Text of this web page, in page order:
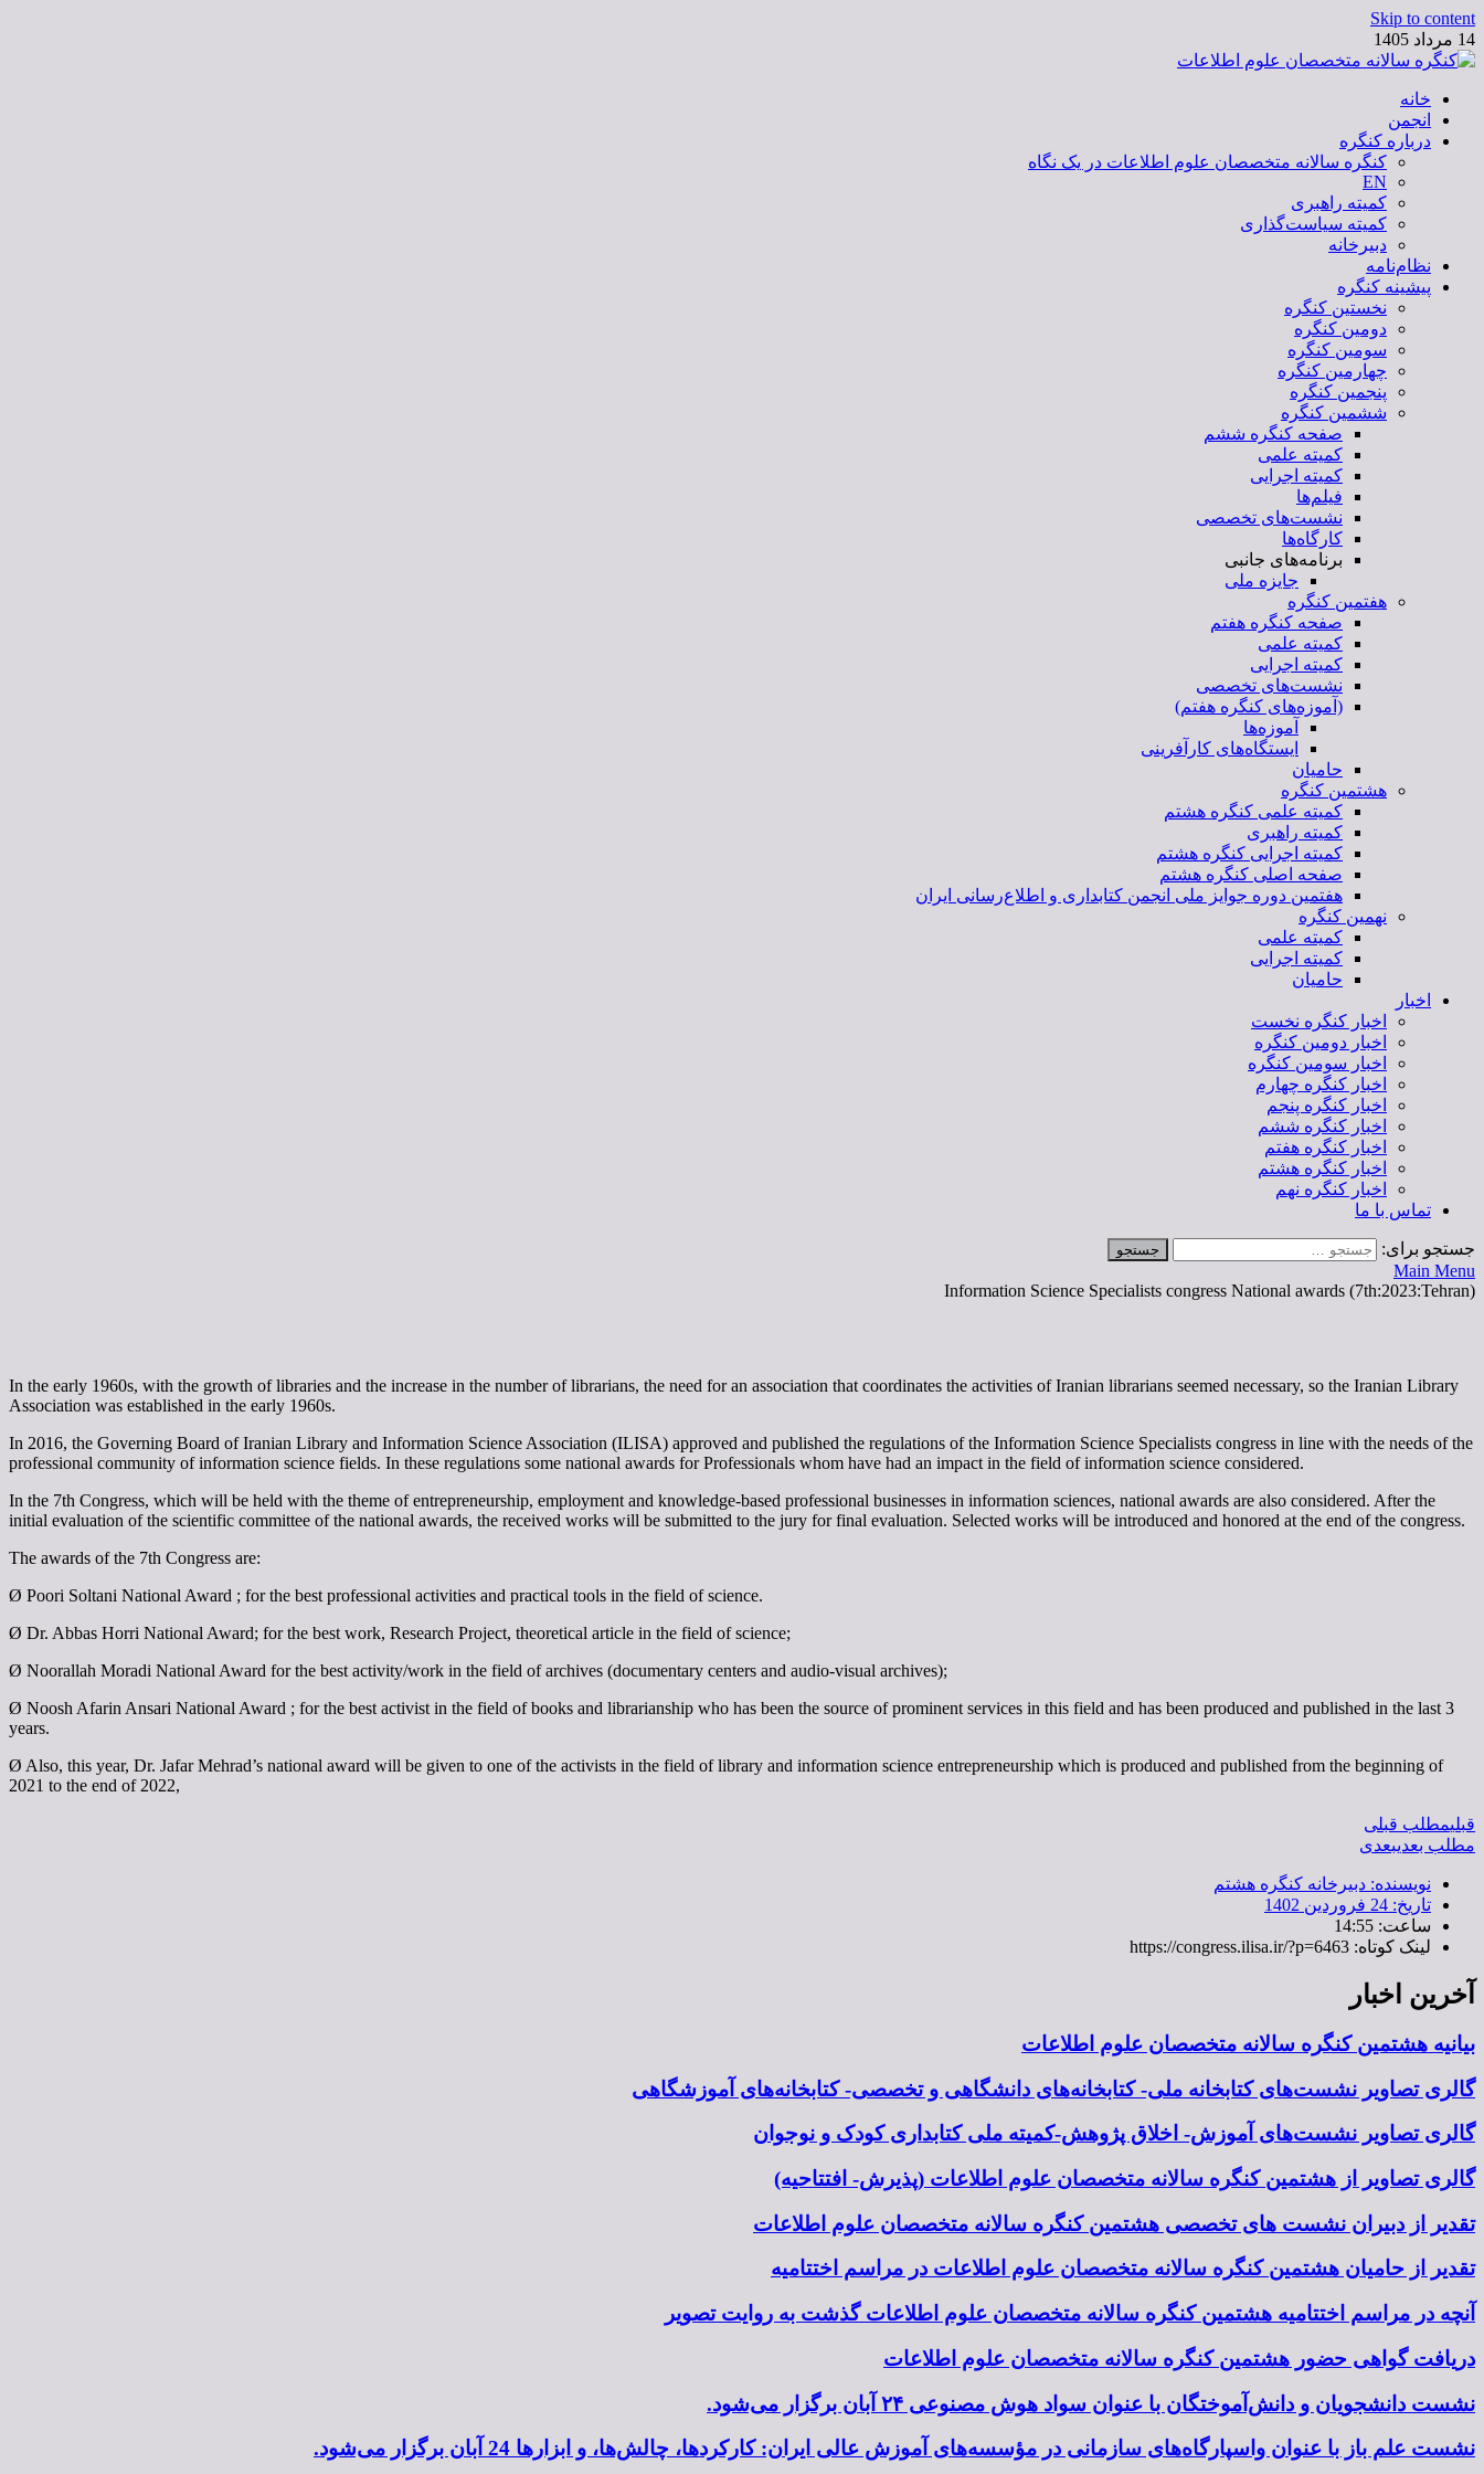
Skip to content
14 مرداد 1405
کنگره سالانه متخصصان علوم اطلاعات
خانه
انجمن
درباره کنگره
کنگره سالانه متخصصان علوم اطلاعات در یک نگاه
EN
کمیته راهبری
کمیته سیاست‌گذاری
دبیرخانه
نظام‌نامه
پیشینه کنگره
نخستین کنگره
دومین کنگره
سومین کنگره
چهارمین کنگره
پنجمین کنگره
ششمین کنگره
صفحه کنگره ششم
کمیته علمی
کمیته اجرایی
فیلم‌ها
نشست‌های تخصصی
کارگاه‌ها
برنامه‌های جانبی
جایزه ملی
هفتمین کنگره
صفحه کنگره هفتم
کمیته علمی
کمیته اجرایی
نشست‌های تخصصی
(آموزه‌های کنگره هفتم)
آموزه‌ها
ایستگاه‌های کارآفرینی
حامیان
هشتمین کنگره
کمیته علمی کنگره هشتم
کمیته راهبری
کمیته اجرایی کنگره هشتم
صفحه اصلی کنگره هشتم
هفتمین دوره جوایز ملی انجمن کتابداری و اطلاع‌رسانی ایران
نهمین کنگره
کمیته علمی
کمیته اجرایی
حامیان
اخبار
اخبار کنگره نخست
اخبار دومین کنگره
اخبار سومین کنگره
اخبار کنگره چهارم
اخبار کنگره پنجم
اخبار کنگره ششم
اخبار کنگره هفتم
اخبار کنگره هشتم
اخبار کنگره نهم
تماس با ما
جستجو برای:
Main Menu
Information Science Specialists congress National awards (7th:2023:Tehran)
In the early 1960s, with the growth of libraries and the increase in the number of librarians, the need for an association that coordinates the activities of Iranian librarians seemed necessary, so the Iranian Library
Association was established in the early 1960s.
In 2016, the Governing Board of Iranian Library and Information Science Association (ILISA) approved and published the regulations of the Information Science Specialists congress in line with the needs of the
professional community of information science fields. In these regulations some national awards for Professionals whom have had an impact in the field of information science considered.
In the 7th Congress, which will be held with the theme of entrepreneurship, employment and knowledge-based professional businesses in information sciences, national awards are also considered. After the
initial evaluation of the scientific committee of the national awards, the received works will be submitted to the jury for final evaluation. Selected works will be introduced and honored at the end of the congress.
The awards of the 7th Congress are:
Ø Poori Soltani National Award ; for the best professional activities and practical tools in the field of science.
Ø Dr. Abbas Horri National Award; for the best work, Research Project, theoretical article in the field of science;
Ø Noorallah Moradi National Award for the best activity/work in the field of archives (documentary centers and audio-visual archives);
Ø Noosh Afarin Ansari National Award ; for the best activist in the field of books and librarianship who has been the source of prominent services in this field and has been produced and published in the last 3
years.
Ø Also, this year, Dr. Jafar Mehrad’s national award will be given to one of the activists in the field of library and information science entrepreneurship which is produced and published from the beginning of
2021 to the end of 2022,
قبلیمطلب قبلی
مطلب بعدیبعدی
نویسنده: دبیرخانه کنگره هشتم
تاریخ: 24 فروردین 1402
ساعت: 14:55
لینک کوتاه: https://congress.ilisa.ir/?p=6463
آخرین اخبار
بیانیه هشتمین کنگره سالانه متخصصان علوم اطلاعات
گالری تصاویر نشست‌های کتابخانه ملی- کتابخانه‌های دانشگاهی و تخصصی- کتابخانه‌های آموزشگاهی
گالری تصاویر نشست‌های آموزش- اخلاق پژوهش-کمیته ملی کتابداری کودک و نوجوان
گالری تصاویر از هشتمین کنگره سالانه متخصصان علوم اطلاعات (پذیرش- افتتاحیه)
تقدیر از دبیران نشست های تخصصی هشتمین کنگره سالانه متخصصان علوم اطلاعات
تقدیر از حامیان هشتمین کنگره سالانه متخصصان علوم اطلاعات در مراسم اختتامیه
آنچه در مراسم اختتامیه هشتمین کنگره سالانه متخصصان علوم اطلاعات گذشت به روایت تصویر
دریافت گواهی حضور هشتمین کنگره سالانه متخصصان علوم اطلاعات
نشست دانشجویان و دانش‌آموختگان با عنوان سواد هوش مصنوعی ۲۴ آبان برگزار می‌شود.
نشست علم باز با عنوان واسپارگاه‌های سازمانی در مؤسسه‌های آموزش عالی ایران: کارکردها، چالش‌ها، و ابزارها 24 آبان برگزار می‌شود.